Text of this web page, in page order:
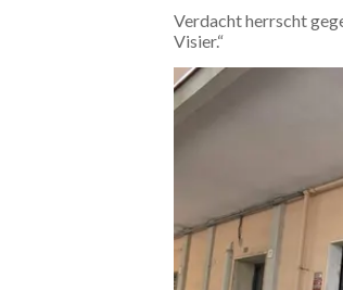
RISULTATI E CLASSIFICHE
Verdacht herrscht
Visier.“